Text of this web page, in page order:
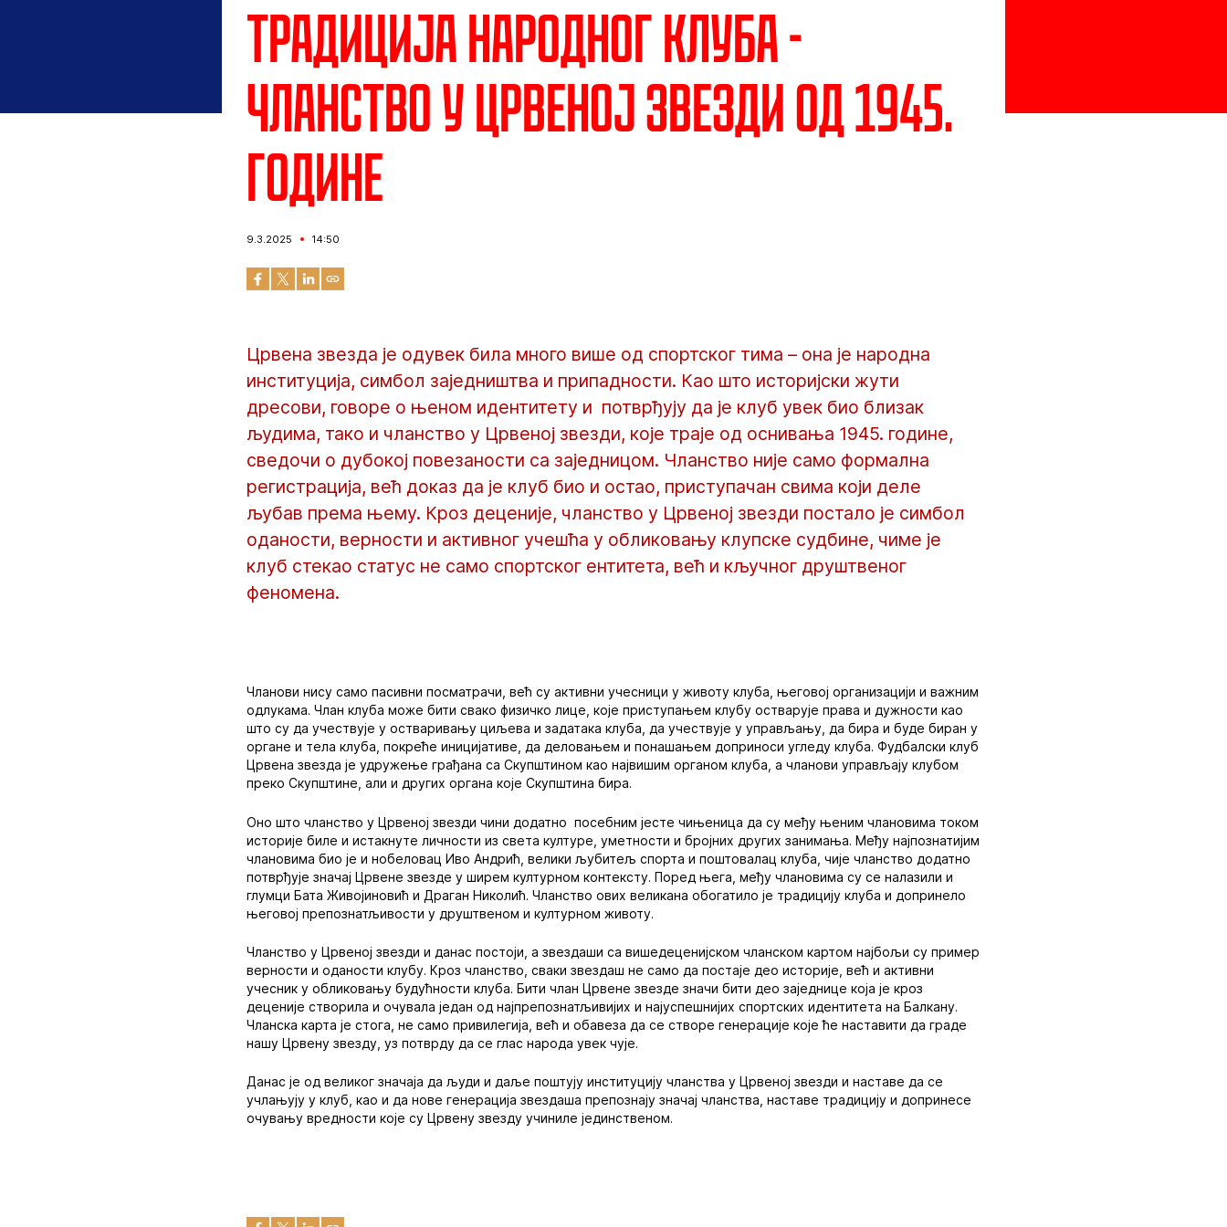
Традиција народног клуба -
чланство у Црвеној звезди од 1945.
године
9.3.2025 14:50
Црвена звезда је одувек била много више од спортског тима – она је народна
институција, симбол заједништва и припадности. Као што историјски жути
дресови, говоре о њеном идентитету и потврђују да је клуб увек био близак
људима, тако и чланство у Црвеној звезди, које траје од оснивања 1945. године,
сведочи о дубокој повезаности са заједницом. Чланство није само формална
регистрација, већ доказ да је клуб био и остао, приступачан свима који деле
љубав према њему. Кроз деценије, чланство у Црвеној звезди постало је симбол
оданости, верности и активног учешћа у обликовању клупске судбине, чиме је
клуб стекао статус не само спортског ентитета, већ и кључног друштвеног
феномена.
Чланови нису само пасивни посматрачи, већ су активни учесници у животу клуба, његовој организацији и важним
одлукама. Члан клуба може бити свако физичко лице, које приступањем клубу остварује права и дужности као
што су да учествује у остваривању циљева и задатака клуба, да учествује у управљању, да бира и буде биран у
органе и тела клуба, покреће иницијативе, да деловањем и понашањем доприноси угледу клуба. Фудбалски клуб
Црвена звезда је удружење грађана са Скупштином као највишим органом клуба, а чланови управљају клубом
преко Скупштине, али и других органа које Скупштина бира.
Оно што чланство у Црвеној звезди чини додатно посебним јесте чињеница да су међу њеним члановима током
историје биле и истакнуте личности из света културе, уметности и бројних других занимања. Међу најпознатијим
члановима био је и нобеловац Иво Андрић, велики љубитељ спорта и поштовалац клуба, чије чланство додатно
потврђује значај Црвене звезде у ширем културном контексту. Поред њега, међу члановима су се налазили и
глумци Бата Живојиновић и Драган Николић. Чланство ових великана обогатило је традицију клуба и допринело
његовој препознатљивости у друштвеном и културном животу.
Чланство у Црвеној звезди и данас постоји, а звездаши са вишедеценијском чланском картом најбољи су пример
верности и оданости клубу. Кроз чланство, сваки звездаш не само да постаје део историје, већ и активни
учесник у обликовању будућности клуба. Бити члан Црвене звезде значи бити део заједнице која је кроз
деценије створила и очувала један од најпрепознатљивијих и најуспешнијих спортских идентитета на Балкану.
Чланска карта је стога, не само привилегија, већ и обавеза да се створе генерације које ће наставити да граде
нашу Црвену звезду, уз потврду да се глас народа увек чује.
Данас је од великог значаја да људи и даље поштују институцију чланства у Црвеној звезди и наставе да се
учлањују у клуб, као и да нове генерација звездаша препознају значај чланства, наставе традицију и допринесе
очувању вредности које су Црвену звезду учиниле јединственом.